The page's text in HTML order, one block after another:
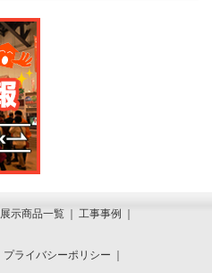
展示商品一覧 工事事例
プライバシーポリシー